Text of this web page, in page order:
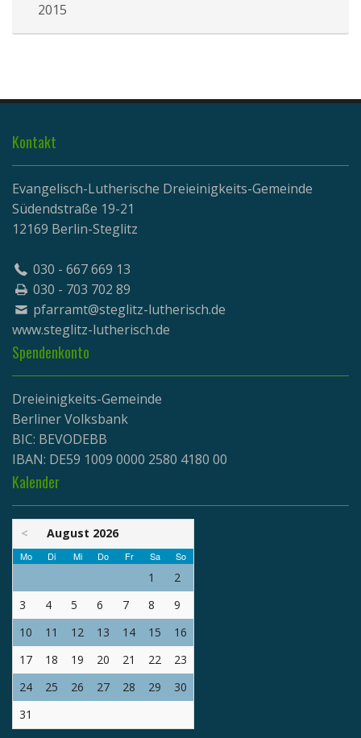
2015
Kontakt
Evangelisch-Lutherische Dreieinigkeits-Gemeinde
Südendstraße 19-21
12169 Berlin-Steglitz
030 - 667 669 13
030 - 703 702 89
pfarramt@steglitz-lutherisch.de
www.steglitz-lutherisch.de
Spendenkonto
Dreieinigkeits-Gemeinde
Berliner Volksbank
BIC: BEVODEBB
IBAN: DE59 1009 0000 2580 4180 00
Kalender
< August 2026
Mo Di Mi Do Fr Sa So
1
2
3
4 5 6 7 8
9
10
11 12 13 14 15
16
17
18 19 20 21 22
23
24
25 26 27 28 29
30
31